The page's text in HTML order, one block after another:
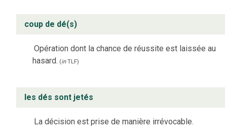
coup de dé(s)
Opération dont la chance de réussite est laissée au
hasard. (inTLF)
les dés sont jetés
La décision est prise de manière irrévocable.